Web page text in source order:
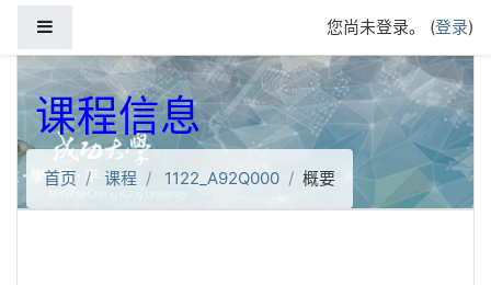
您尚未登录。 (登录)
课程信息
首页 课程 1122_A92Q000 概要